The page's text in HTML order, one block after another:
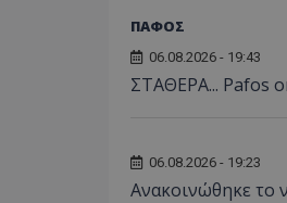
ΠΑΦΟΣ
06.08.2026 - 19:43
ΣΤΑΘΕΡΑ... Pafos
06.08.2026 - 19:23
Aνακοινώθηκε το